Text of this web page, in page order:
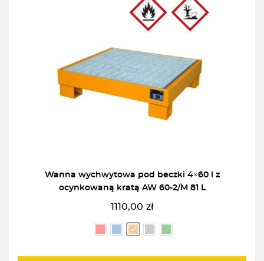
Wanna wychwytowa pod beczki 4×60 l z
ocynkowaną kratą AW 60-2/M 81 L
1110,00 zł